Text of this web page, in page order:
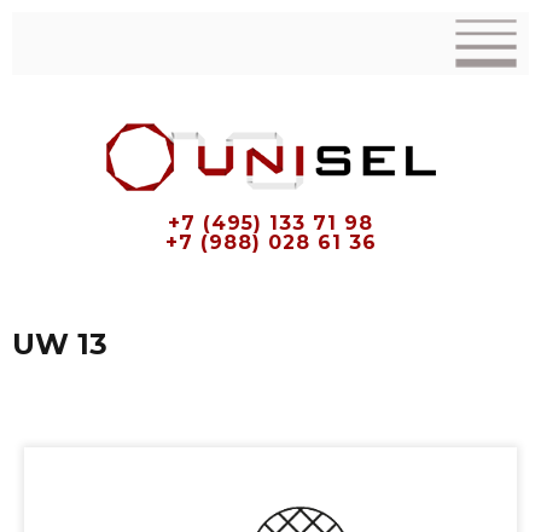
+7 (495) 133 71 98
+7 (988) 028 61 36
UW 13